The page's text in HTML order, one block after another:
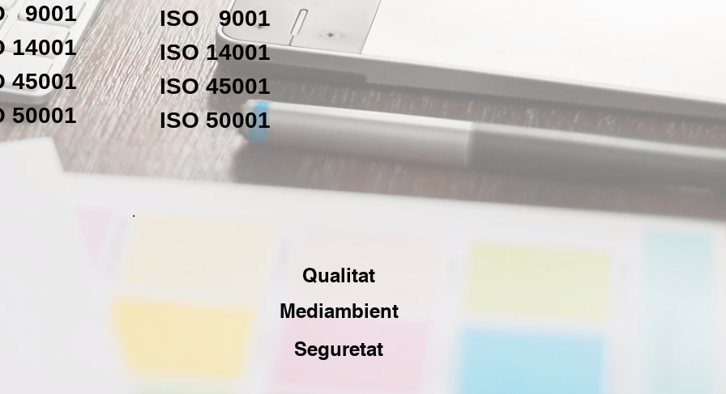
9001
14001
45001
50001
ISO 9001
ISO 14001
ISO 45001
ISO 50001
.
Qualitat
Mediambient
Seguretat